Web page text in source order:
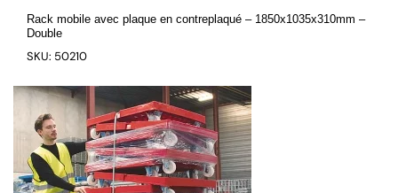
Rack mobile avec plaque en contreplaqué – 1850x1035x310mm –
Double
SKU: 50210